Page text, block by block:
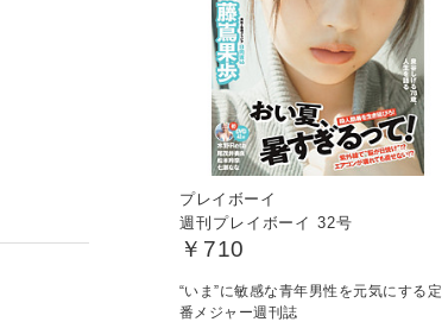
プレイボーイ
週刊プレイボーイ 32号
￥710
“いま”に敏感な青年男性を元気にする定
番メジャー週刊誌